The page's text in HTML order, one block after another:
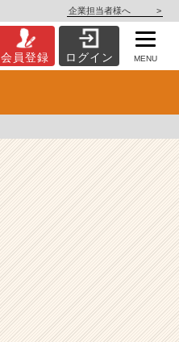
企業担当者様へ >
会員登録 ログイン MENU